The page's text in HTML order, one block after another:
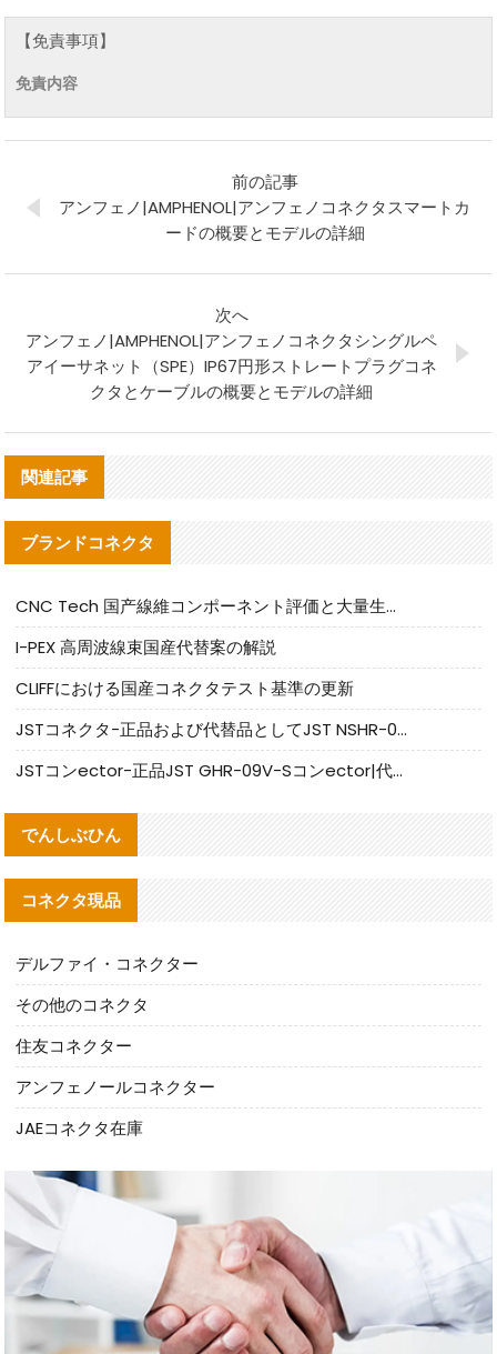
【免責事項】
免責内容
前の記事
アンフェノ|AMPHENOL|アンフェノコネクタスマートカ
ードの概要とモデルの詳細
次へ
アンフェノ|AMPHENOL|アンフェノコネクタシングルペ
アイーサネット（SPE）IP67円形ストレートプラグコネ
クタとケーブルの概要とモデルの詳細
関連記事
ブランドコネクタ
CNC Tech 国产線維コンポーネント評価と大量生産適合ガイド
I-PEX 高周波線束国産代替案の解説
CLIFFにおける国産コネクタテスト基準の更新
JSTコネクタ-正品および代替品としてJST NSHR-02V-Sコネクタを提供します
JSTコンector-正品JST GHR-09V-Sコンector|代替品提供
でんしぶひん
コネクタ現品
デルファイ・コネクター
その他のコネクタ
住友コネクター
アンフェノールコネクター
JAEコネクタ在庫